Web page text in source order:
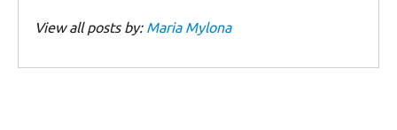
View all posts by: Maria Mylona